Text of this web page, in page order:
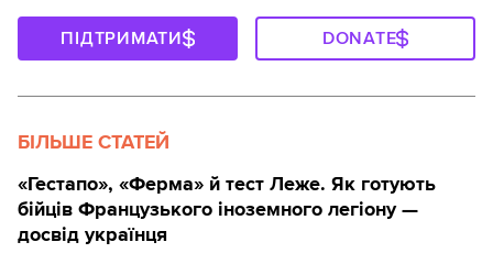
ПІДТРИМАТИ DONATE
БІЛЬШЕ СТАТЕЙ
«Гестапо», «Ферма» й тест Леже. Як готують
бійців Французького іноземного легіону —
досвід українця